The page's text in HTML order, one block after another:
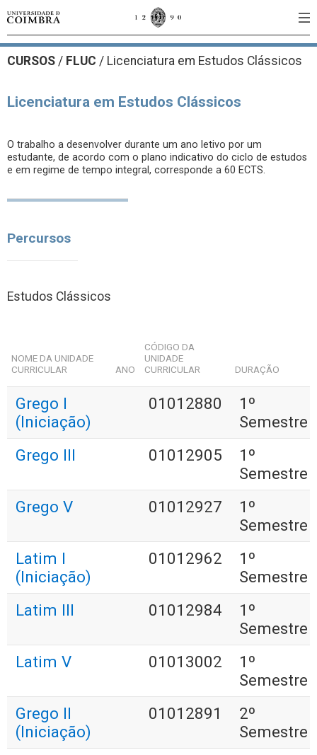
CURSOS / FLUC / Licenciatura em Estudos Clássicos
Licenciatura em Estudos Clássicos
O trabalho a desenvolver durante um ano letivo por um
estudante, de acordo com o plano indicativo do ciclo de estudos
e em regime de tempo integral, corresponde a 60 ECTS.
Percursos
Estudos Clássicos
NOME DA UNIDADE
CURRICULAR
ANO
CÓDIGO DA
UNIDADE
CURRICULAR
DURAÇÃO
Grego I
(Iniciação)
01012880
1º
Semestre
Grego III
01012905
1º
Semestre
Grego V
01012927
1º
Semestre
Latim I
(Iniciação)
01012962
1º
Semestre
Latim III
01012984
1º
Semestre
Latim V
01013002
1º
Semestre
Grego II
(Iniciação)
01012891
2º
Semestre